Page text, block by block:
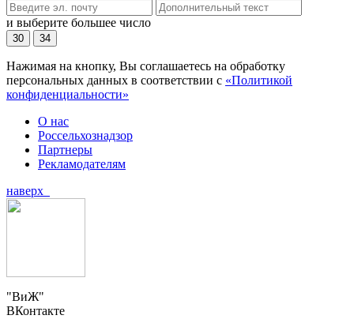
и выберите большее число
30 34
Нажимая на кнопку, Вы соглашаетесь на обработку
персональных данных в соответствии с «Политикой
конфиденциальности»
О нас
Россельхознадзор
Партнеры
Рекламодателям
наверх
"ВиЖ"
ВКонтакте